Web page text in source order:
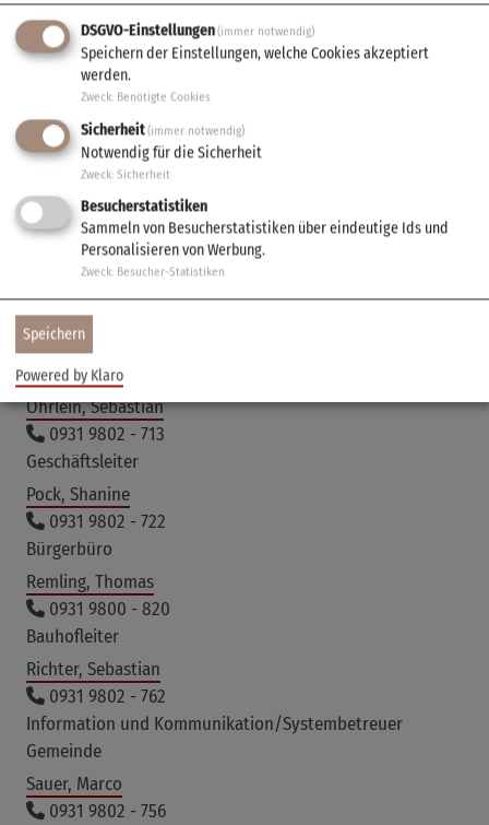
Bürgerbüro
Langewellpott, Pia
0931 9802 - 735
Markert, Martin
0931 9802 - 723
Leiter Bürgerbüro/Standesamtsleitung
Melzer, Janina
0931 9800 - 821
Müller, Erich
0931 9802 - 745
Leiter Finanzverwaltung/Kämmerei
Öhrlein, Sebastian
0931 9802 - 713
Geschäftsleiter
Pock, Shanine
0931 9802 - 722
Bürgerbüro
Remling, Thomas
0931 9800 - 820
Bauhofleiter
Richter, Sebastian
0931 9802 - 762
Information und Kommunikation/Systembetreuer
Gemeinde
Sauer, Marco
0931 9802 - 756
DSGVO-Einstellungen(immer notwendig)
Speichern der Einstellungen, welche Cookies akzeptiert
werden.
Zweck: Benötigte Cookies
Sicherheit(immer notwendig)
Notwendig für die Sicherheit
Zweck: Sicherheit
Besucherstatistiken
Sammeln von Besucherstatistiken über eindeutige Ids und
Personalisieren von Werbung.
Zweck: Besucher-Statistiken
Speichern
Powered by Klaro